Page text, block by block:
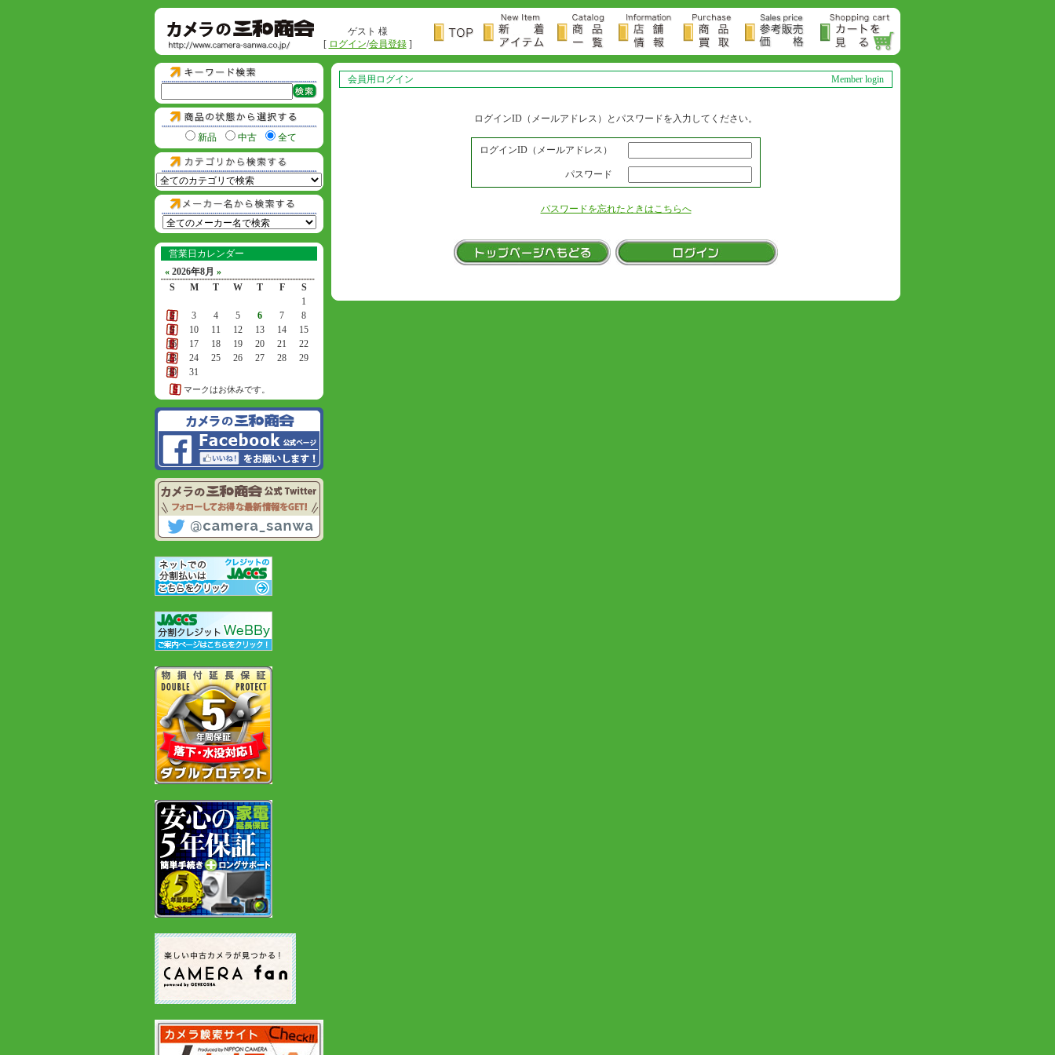
ゲスト 様
[ ログイン/会員登録]
新品 中古 全て
営業日カレンダー
« 2026年8月 »
S
M T W T F
S
1
2
3 4 5 6 7
8
9
10 11 12 13 14
15
16
17 18 19 20 21
22
23
24 25 26 27 28
29
30
31
マークはお休みです。
Member login
会員用ログイン
ログインID（メールアドレス）とパスワードを入力してください。
ログインID（メールアドレス）
パスワード
パスワードを忘れたときはこちらへ